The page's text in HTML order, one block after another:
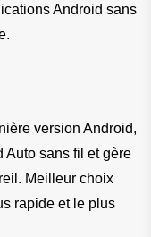
Android sans
version Android,
Auto sans fil et gère
Meilleur choix
rapide et le plus